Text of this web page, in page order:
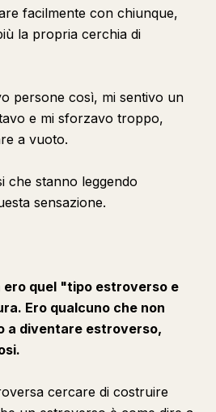
facilmente con chiunque,
la propria cerchia di
persone così, mi sentivo un
e mi sforzavo troppo,
a vuoto.
che stanno leggendo
sensazione.
ero quel "tipo estroverso e
Ero qualcuno che non
a diventare estroverso,
cercare di costruire